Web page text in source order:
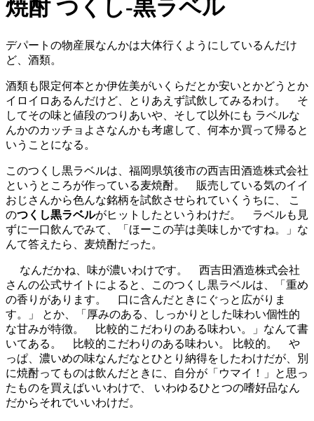
焼酎 つくし-黒ラベル
デパートの物産展なんかは大体行くようにしているんだけ
ど、酒類。
酒類も限定何本とか伊佐美がいくらだとか安いとかどうとか
イロイロあるんだけど、とりあえず試飲してみるわけ。 そ
してその味と値段のつりあいや、そして以外にも ラベルな
んかのカッチョよさなんかも考慮して、何本か買って帰ると
いうことになる。
このつくし黒ラベルは、福岡県筑後市の西吉田酒造株式会社
というところが作っている麦焼酎。 販売している気のイイ
おじさんから色んな銘柄を試飲させられていくうちに、 こ
のつくし黒ラベルがヒットしたというわけだ。 ラベルも見
ずに一口飲んでみて、「ほーこの芋は美味しかですね。」な
んて答えたら、麦焼酎だった。
なんだかね、味が濃いわけです。 西吉田酒造株式会社
さんの公式サイトによると、このつくし黒ラベルは、「重め
の香りがあります。 口に含んだときにぐっと広がりま
す。」 とか、「厚みのある、しっかりとした味わい個性的
な甘みが特徴。 比較的こだわりのある味わい。」なんて書
いてある。 比較的こだわりのある味わい。 比較的。 や
っぱ、濃いめの味なんだなとひとり納得をしたわけだが、別
に焼酎ってものは飲んだときに、自分が「ウマイ！」と思っ
たものを買えばいいわけで、 いわゆるひとつの嗜好品なん
だからそれでいいわけだ。